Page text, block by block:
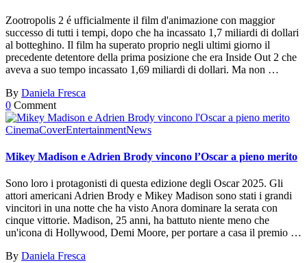
Zootropolis 2 é ufficialmente il film d'animazione con maggior
successo di tutti i tempi, dopo che ha incassato 1,7 miliardi di dollari
al botteghino. Il film ha superato proprio negli ultimi giorno il
precedente detentore della prima posizione che era Inside Out 2 che
aveva a suo tempo incassato 1,69 miliardi di dollari. Ma non …
By Daniela Fresca
0 Comment
CinemaCoverEntertainmentNews
Mikey Madison e Adrien Brody vincono l’Oscar a pieno merito
Sono loro i protagonisti di questa edizione degli Oscar 2025. Gli
attori americani Adrien Brody e Mikey Madison sono stati i grandi
vincitori in una notte che ha visto Anora dominare la serata con
cinque vittorie. Madison, 25 anni, ha battuto niente meno che
un'icona di Hollywood, Demi Moore, per portare a casa il premio …
By Daniela Fresca